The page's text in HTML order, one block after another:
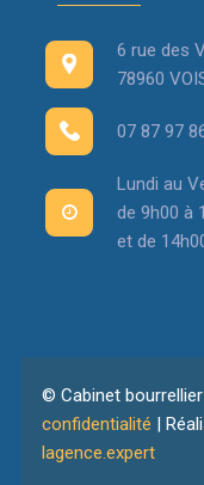
6 rue des
78960
07 87 97
Lundi au
de 9h00 à
et de
© Cabinet
confidentialité |
lagence.expert